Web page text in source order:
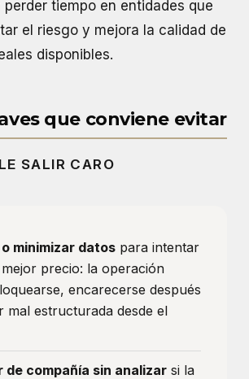
tiempo en entidades que
el riesgo y mejora la calidad de
disponibles.
que conviene evitar
SALIR CARO
minimizar datospara intentar
precio: la operación
encarecerse después
mal estructurada desde el
de compañía sin analizarsi la